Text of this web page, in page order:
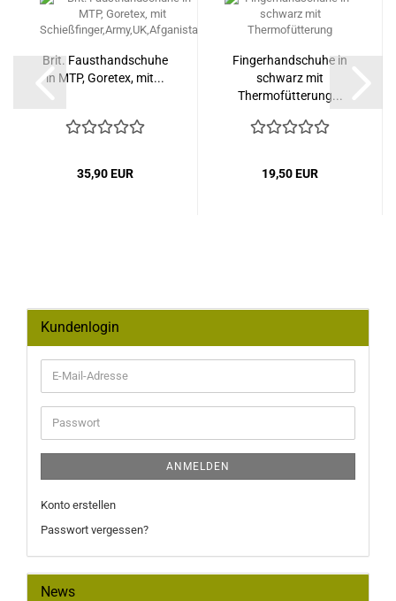
Brit. Fausthandschuhe
in MTP, Goretex, mit...
35,90 EUR
Fingerhandschuhe in
schwarz mit
Thermofütterung...
19,50 EUR
Kundenlogin
E-
Mail-
Adresse
Passwort
ANMELDEN
Konto erstellen
Passwort vergessen?
News